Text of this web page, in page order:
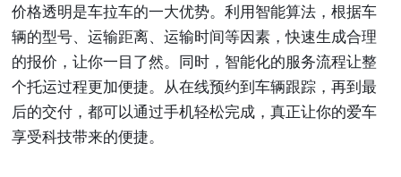
价格透明是车拉车的一大优势。利用智能算法，根据车
辆的型号、运输距离、运输时间等因素，快速生成合理
的报价，让你一目了然。同时，智能化的服务流程让整
个托运过程更加便捷。从在线预约到车辆跟踪，再到最
后的交付，都可以通过手机轻松完成，真正让你的爱车
享受科技带来的便捷。